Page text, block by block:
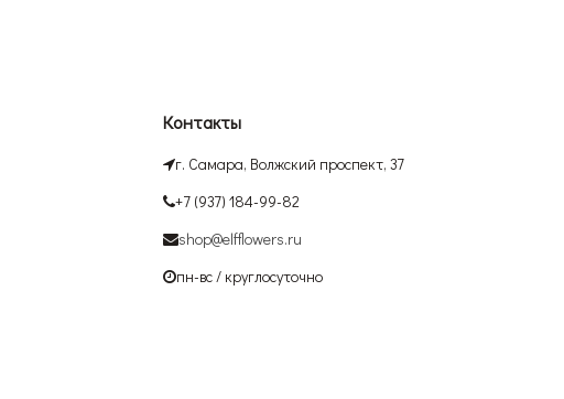
Контакты
г. Самара, Волжский проспект, 37
+7 (937) 184-99-82
shop@elfflowers.ru
пн-вс / круглосуточно